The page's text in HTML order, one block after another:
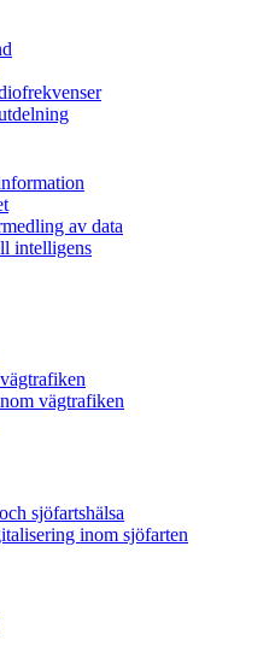
av data
intelligens
vägtrafiken
sjöfartshälsa
inom sjöfarten